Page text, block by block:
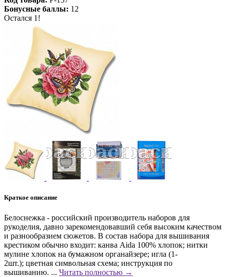
Бонусные баллы: 12
Остался 1!
Краткое описание
Белоснежка - российский производитель наборов для
рукоделия, давно зарекомендовавший себя высоким качеством
и разнообразием сюжетов. В состав набора для вышивания
крестиком обычно входит: канва Aida 100% хлопок; нитки
мулине хлопок на бумажном органайзере; игла (1-
2шт.); цветная символьная схема; инструкция по
вышиванию. ... Читать полностью →